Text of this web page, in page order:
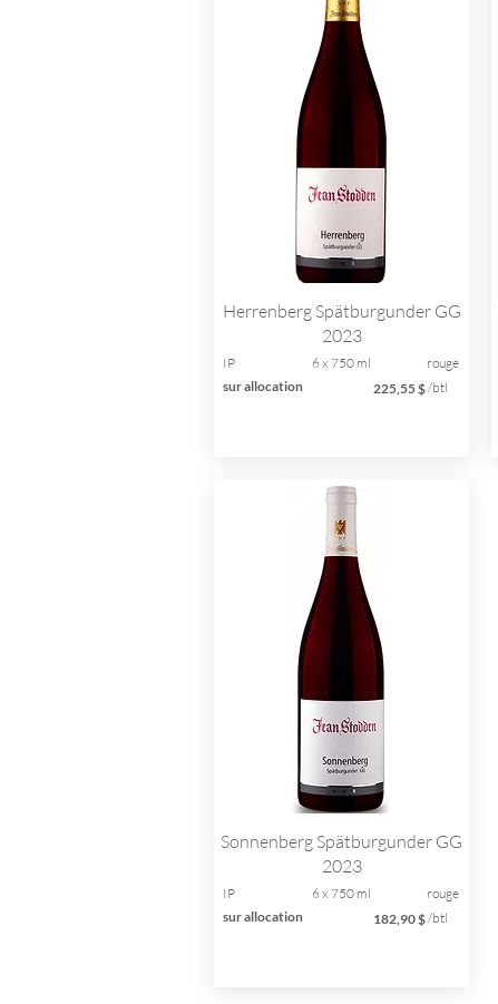
Herrenberg Spätburgunder GG
2023
IP
sur allocation
6 x 750 ml
rouge
225,55 $/btl
Sonnenberg Spätburgunder GG
2023
IP
sur allocation
6 x 750 ml
rouge
182,90 $/btl